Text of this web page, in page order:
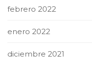
febrero 2022
enero 2022
diciembre 2021